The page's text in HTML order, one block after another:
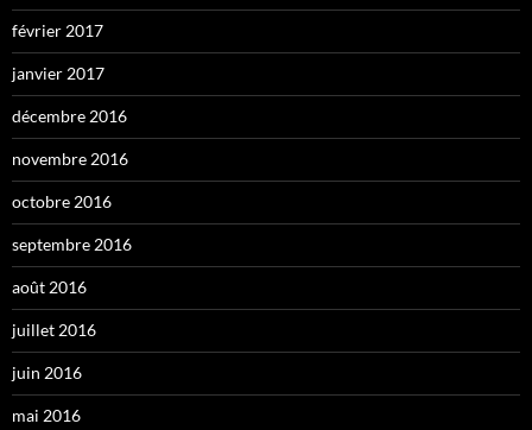
février 2017
janvier 2017
décembre 2016
novembre 2016
octobre 2016
septembre 2016
août 2016
juillet 2016
juin 2016
mai 2016